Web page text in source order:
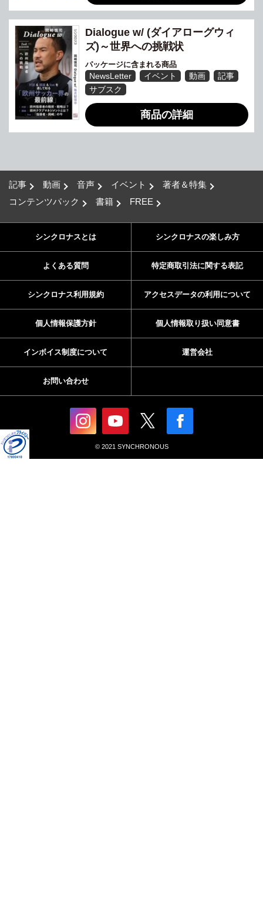
Dialogue w/ (ダイアローグウィ
ズ)～世界への挑戦状
パッケージに含まれる商品
NewsLetter イベント 動画
記事
サブスク
商品の詳細
記事 動画 音声 イベント
著者＆特集
コンテンツパック
書籍 FREE
シンクロナスとは シンクロナスの楽しみ方
よくある質問 特定商取引法に関する表記
シンクロナス利用規約 アクセスデータの利用について
個人情報保護方針 個人情報取り扱い同意書
インボイス制度について 運営会社
お問い合わせ
© 2021 SYNCHRONOUS